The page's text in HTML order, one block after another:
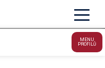
MENU
PROFILŮ